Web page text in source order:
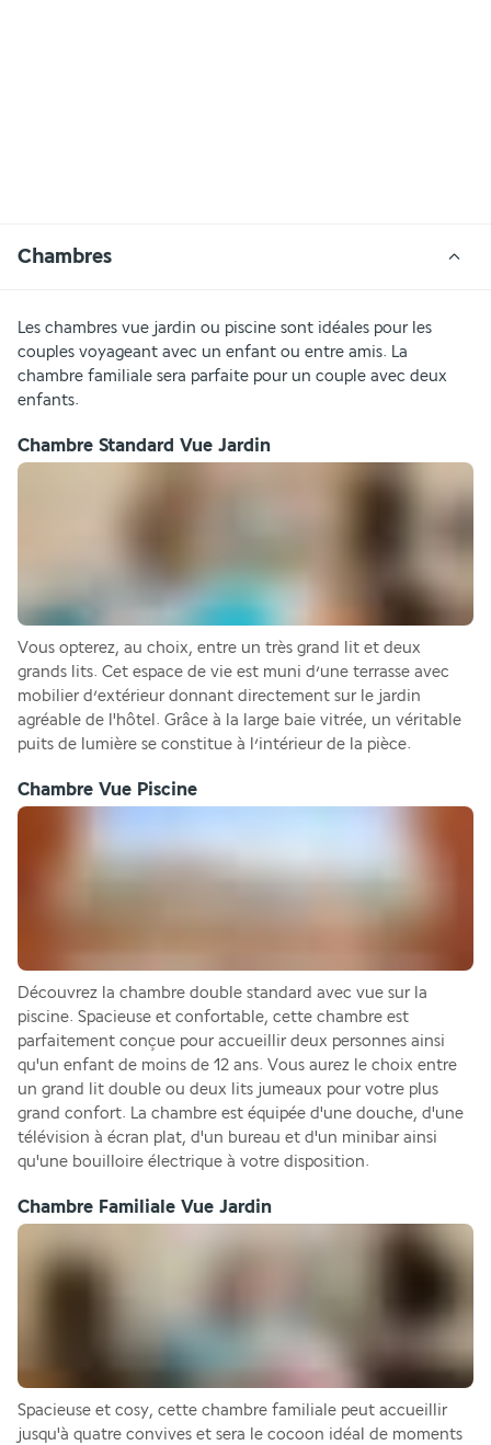
Chambres
Les chambres vue jardin ou piscine sont idéales pour les
couples voyageant avec un enfant ou entre amis. La
chambre familiale sera parfaite pour un couple avec deux
enfants.
Chambre Standard Vue Jardin
Vous opterez, au choix, entre un très grand lit et deux
grands lits. Cet espace de vie est muni d’une terrasse avec
mobilier d’extérieur donnant directement sur le jardin
agréable de l'hôtel. Grâce à la large baie vitrée, un véritable
puits de lumière se constitue à l’intérieur de la pièce.
Chambre Vue Piscine
Découvrez la chambre double standard avec vue sur la
piscine. Spacieuse et confortable, cette chambre est
parfaitement conçue pour accueillir deux personnes ainsi
qu'un enfant de moins de 12 ans. Vous aurez le choix entre
un grand lit double ou deux lits jumeaux pour votre plus
grand confort. La chambre est équipée d'une douche, d'une
télévision à écran plat, d'un bureau et d'un minibar ainsi
qu'une bouilloire électrique à votre disposition.
Chambre Familiale Vue Jardin
Spacieuse et cosy, cette chambre familiale peut accueillir
jusqu'à quatre convives et sera le cocoon idéal de moments